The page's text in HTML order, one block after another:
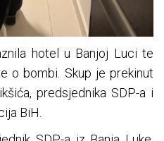
hotel u Banjoj Luci te
o bombi. Skup je prekinut
predsjednika SDP-a i
BiH.